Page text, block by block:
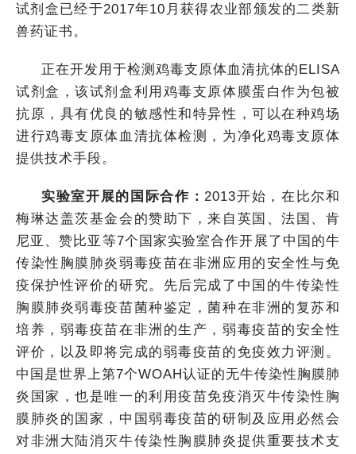
试剂盒已经于2017年10月获得农业部颁发的二类新
兽药证书。
正在开发用于检测鸡毒支原体血清抗体的ELISA
试剂盒，该试剂盒利用鸡毒支原体膜蛋白作为包被
抗原，具有优良的敏感性和特异性，可以在种鸡场
进行鸡毒支原体血清抗体检测，为净化鸡毒支原体
提供技术手段。
实验室开展的国际合作：2013开始，在比尔和
梅琳达盖茨基金会的赞助下，来自英国、法国、肯
尼亚、赞比亚等7个国家实验室合作开展了中国的牛
传染性胸膜肺炎弱毒疫苗在非洲应用的安全性与免
疫保护性评价的研究。先后完成了中国的牛传染性
胸膜肺炎弱毒疫苗菌种鉴定，菌种在非洲的复苏和
培养，弱毒疫苗在非洲的生产，弱毒疫苗的安全性
评价，以及即将完成的弱毒疫苗的免疫效力评测。
中国是世界上第7个WOAH认证的无牛传染性胸膜肺
炎国家，也是唯一的利用疫苗免疫消灭牛传染性胸
膜肺炎的国家，中国弱毒疫苗的研制及应用必然会
对非洲大陆消灭牛传染性胸膜肺炎提供重要技术支